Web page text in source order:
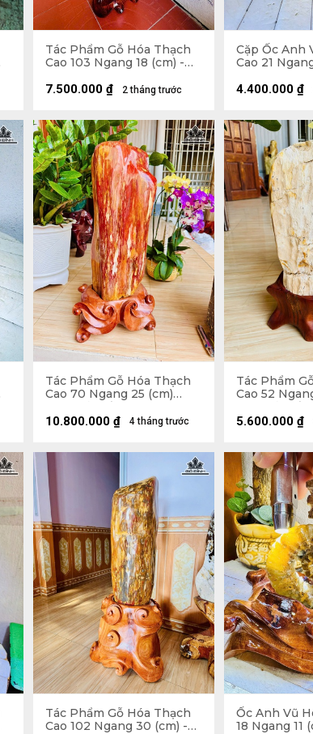
Tác Phẩm Gỗ Hóa Thạch
Cao 103 Ngang 18 (cm) -
2 tháng trước
7.500.000 ₫
Cặp Ốc Anh
Cao 21
4.400.000 ₫
Tác Phẩm Gỗ Hóa Thạch
Cao 70 Ngang 25 (cm)
42kg Cả Đế
4 tháng trước
10.800.000 ₫
Tác Phẩm
Cao 52
17kg Cả Đế
5.600.000 ₫
Tác Phẩm Gỗ Hóa Thạch
Cao 102 Ngang 30 (cm) -
Ốc Anh Vũ
18 Ngang 11